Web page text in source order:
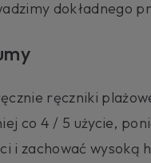
dokładnego
ręczniki
co 4 / 5 użycie,
i zachować wysoką